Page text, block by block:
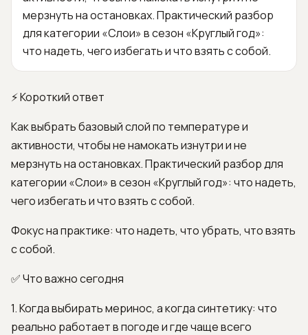
мерзнуть на остановках. Практический разбор
для категории «Слои» в сезон «Круглый год»:
что надеть, чего избегать и что взять с собой.
⚡ Короткий ответ
Как выбрать базовый слой по температуре и
активности, чтобы не намокать изнутри и не
мерзнуть на остановках. Практический разбор для
категории «Слои» в сезон «Круглый год»: что надеть,
чего избегать и что взять с собой.
Фокус на практике: что надеть, что убрать, что взять
с собой.
✅ Что важно сегодня
1. Когда выбирать меринос, а когда синтетику: что
реально работает в погоде и где чаще всего